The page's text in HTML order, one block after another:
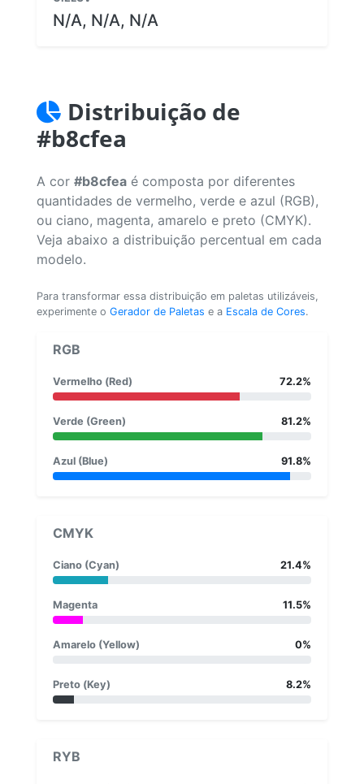
N/A, N/A, N/A
Distribuição de
#b8cfea
A cor #b8cfea é composta por diferentes
quantidades de vermelho, verde e azul (RGB),
ou ciano, magenta, amarelo e preto (CMYK).
Veja abaixo a distribuição percentual em cada
modelo.
Para transformar essa distribuição em paletas utilizáveis,
experimente o Gerador de Paletas e a Escala de Cores.
RGB
Vermelho (Red) 72.2%
Verde (Green) 81.2%
Azul (Blue) 91.8%
CMYK
Ciano (Cyan) 21.4%
Magenta 11.5%
Amarelo (Yellow) 0%
Preto (Key) 8.2%
RYB